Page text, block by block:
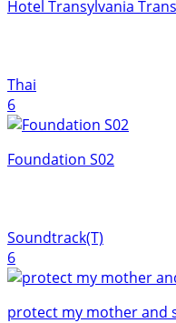
Hotel Transylvania
Thai
6
Foundation S02
Soundtrack(T)
6
protect my mother and